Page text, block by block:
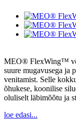
MEO® FlexWing™
suure mugavusega ja
venitamist. Selle
õhukese, koonilise
oluliselt läbimõõtu ja
loe edasi...